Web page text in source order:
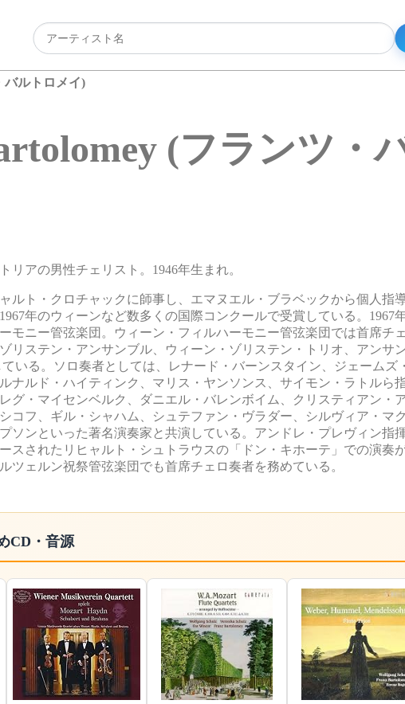
バルトロメイ)
(フランツ・
リアの男性チェリスト。1946年生まれ。
ルト・クロチャックに師事し、エマヌエル・ブラベックから個人指
年のウィーンなど数多くの国際コンクールで受賞している。1967
モニー管弦楽団。ウィーン・フィルハーモニー管弦楽団では首席チ
リステン・アンサンブル、ウィーン・ゾリステン・トリオ、アンサ
いる。ソロ奏者としては、レナード・バーンスタイン、ジェームズ
ナルド・ハイティンク、マリス・ヤンソンス、サイモン・ラトルら
グ・マイセンベルク、ダニエル・バレンボイム、クリスティアン・
コフ、ギル・シャハム、シュテファン・ヴラダー、シルヴィア・マ
ソンといった著名演奏家と共演している。アンドレ・プレヴィン指
スされたリヒャルト・シュトラウスの「ドン・キホーテ」での演奏
ツェルン祝祭管弦楽団でも首席チェロ奏者を務めている。
CD・音源